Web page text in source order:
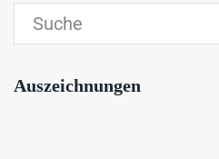
Auszeichnungen